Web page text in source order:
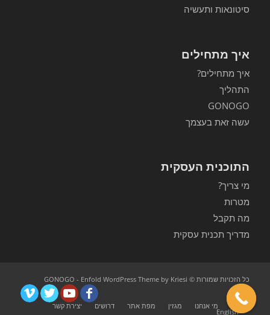
סיטונאות ותעשיה
איך מתחילים
איך מתחילים?
התהליך
GONOGO
עשה זאת בעצמך
התוכנית העסקית
מי צריך?
מטרות
מה תקבל
מדריך תכנית עסקית
כל הזכויות שמורות © GONOGO - Enfold WordPress Theme by Kriesi
ראשי מי אנחנו מגזין מפת אתר דרושים יצירת קשר
English